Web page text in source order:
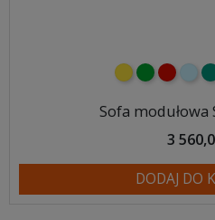
żółtyzielony
Sofa modułowa
3
DODAJ DO